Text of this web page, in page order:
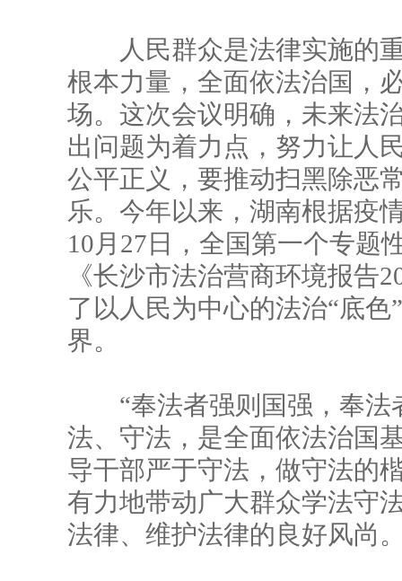
人民群众是法律实施的重
根本力量，全面依法治国，
场。这次会议明确，未来法
出问题为着力点，努力让人
公平正义，要推动扫黑除恶
乐。今年以来，湖南根据疫
10月27日，全国第一个专
《长沙市法治营商环境报告
了以人民为中心的法治“底
界。
“奉法者强则国强，奉法
法、守法，是全面依法治国
导干部严于守法，做守法的
有力地带动广大群众学法守
法律、维护法律的良好风尚